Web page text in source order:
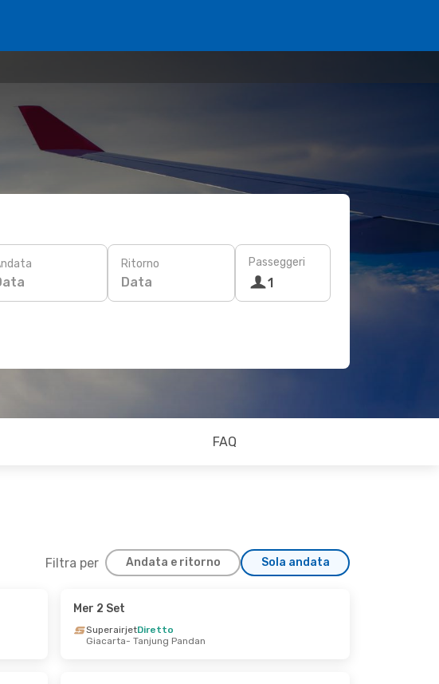
Ritorno
Data
Passeggeri
1
FAQ
Filtra per Andata e ritorno Sola andata
Mer 2 Set
SuperairjetDiretto
Giacarta- Tanjung Pandan